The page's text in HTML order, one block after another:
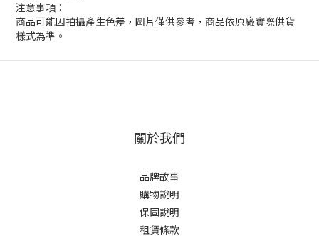
注意事項：
商品可能因拍攝產生色差，圖片僅供參考，商品依原廠實際供貨
樣式為準。
關於我們
品牌故事
購物說明
保固說明
租賃條款